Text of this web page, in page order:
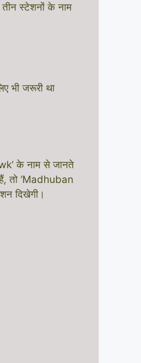
स्टेशनों के नाम
भी जरूरी था
के नाम से जानते
तो ‘Madhuban
दिखेगी।